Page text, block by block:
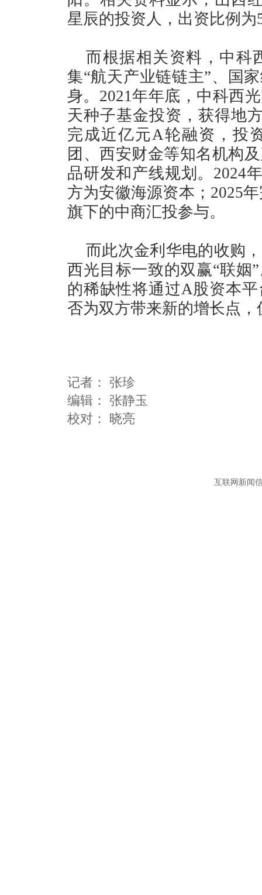
星辰的投资人，出资比例为
而根据相关资料，中科
集“航天产业链链主”、国
身。2021年年底，中科西
天种子基金投资，获得地
完成近亿元A轮融资，投
团、西安财金等知名机构
品研发和产线规划。2024
方为安徽海源资本；2025
旗下的中商汇投参与。
而此次金利华电的收购
西光目标一致的双赢“联姻
的稀缺性将通过A股资本
否为双方带来新的增长点
记者： 张珍
编辑： 张静玉
互联网新闻